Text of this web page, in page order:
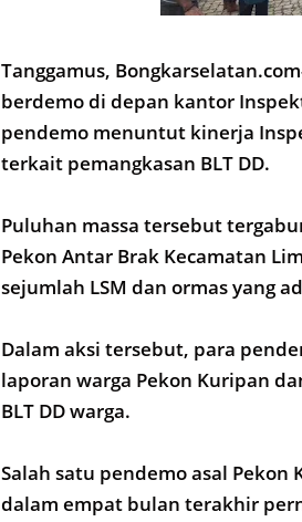
Tanggamus,
berdemo di depan kantor
pendemo menuntut kinerja
terkait pemangkasan BLT DD.
Puluhan massa tersebut
Pekon Antar Brak Kecamatan
sejumlah LSM dan ormas yang
Dalam aksi tersebut, para
laporan warga Pekon Kuripan
BLT DD warga.
Salah satu pendemo asal
dalam empat bulan terakhir